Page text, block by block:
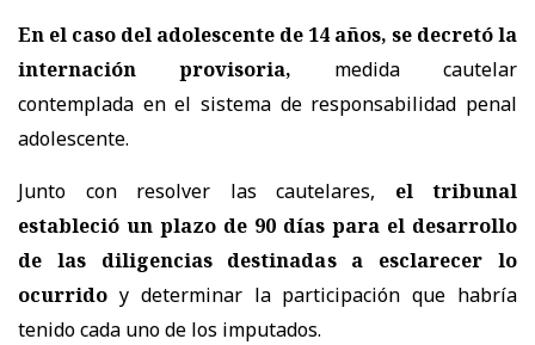
En el caso del adolescente de 14 años, se decretó la
internación provisoria, medida cautelar
contemplada en el sistema de responsabilidad penal
adolescente.
Junto con resolver las cautelares, el tribunal
estableció un plazo de 90 días para el desarrollo
de las diligencias destinadas a esclarecer lo
ocurrido y determinar la participación que habría
tenido cada uno de los imputados.